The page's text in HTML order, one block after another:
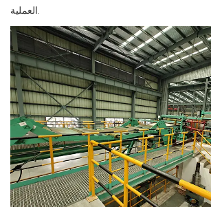
العملية.